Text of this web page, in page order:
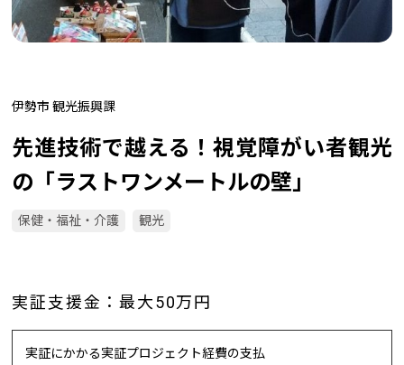
伊勢市 観光振興課
先進技術で越える！視覚障がい者観光
の「ラストワンメートルの壁」
保健・福祉・介護 観光
実証支援金：最大50万円
実証にかかる実証プロジェクト経費の支払